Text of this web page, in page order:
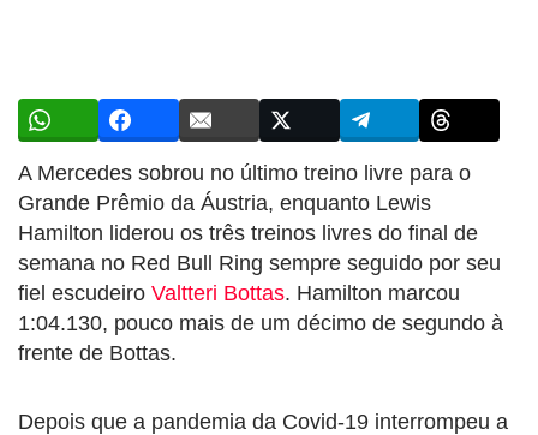
A Mercedes sobrou no último treino livre para o
Grande Prêmio da Áustria, enquanto Lewis
Hamilton liderou os três treinos livres do final de
semana no Red Bull Ring sempre seguido por seu
fiel escudeiro Valtteri Bottas. Hamilton marcou
1:04.130, pouco mais de um décimo de segundo à
frente de Bottas.
Depois que a pandemia da Covid-19 interrompeu a